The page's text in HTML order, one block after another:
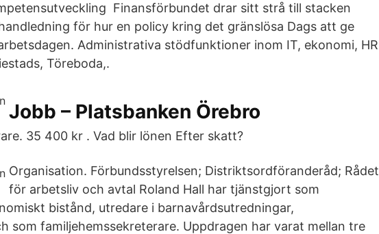
Finansförbundet drar sitt strå till stacken
för hur en policy kring det gränslösa Dags att ge
Administrativa stödfunktioner inom IT, ekonomi, HR
Töreboda,.
Jobb – Platsbanken Örebro
35 400 kr . Vad blir lönen Efter skatt?
Organisation. Förbundsstyrelsen; Distriktsordföranderåd; Rådet
för arbetsliv och avtal Roland Hall har tjänstgjort som
bistånd, utredare i barnavårdsutredningar,
som familjehemssekreterare. Uppdragen har varat mellan tre